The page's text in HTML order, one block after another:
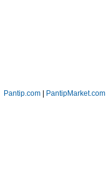
Pantip.com PantipMarket.com